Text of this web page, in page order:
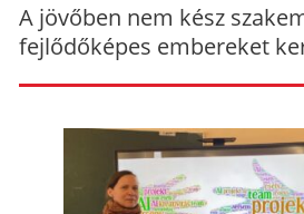
A jövőben nem kész
fejlődőképes embereket